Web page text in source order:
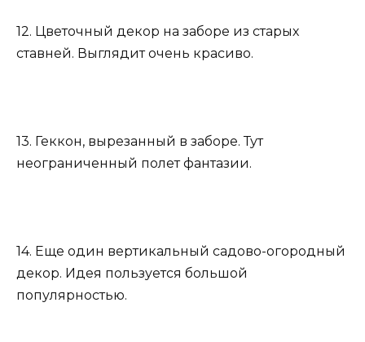
12. Цветочный декор на заборе из старых
ставней. Выглядит очень красиво.
13. Геккон, вырезанный в заборе. Тут
неограниченный полет фантазии.
14. Еще один вертикальный садово-огородный
декор. Идея пользуется большой
популярностью.